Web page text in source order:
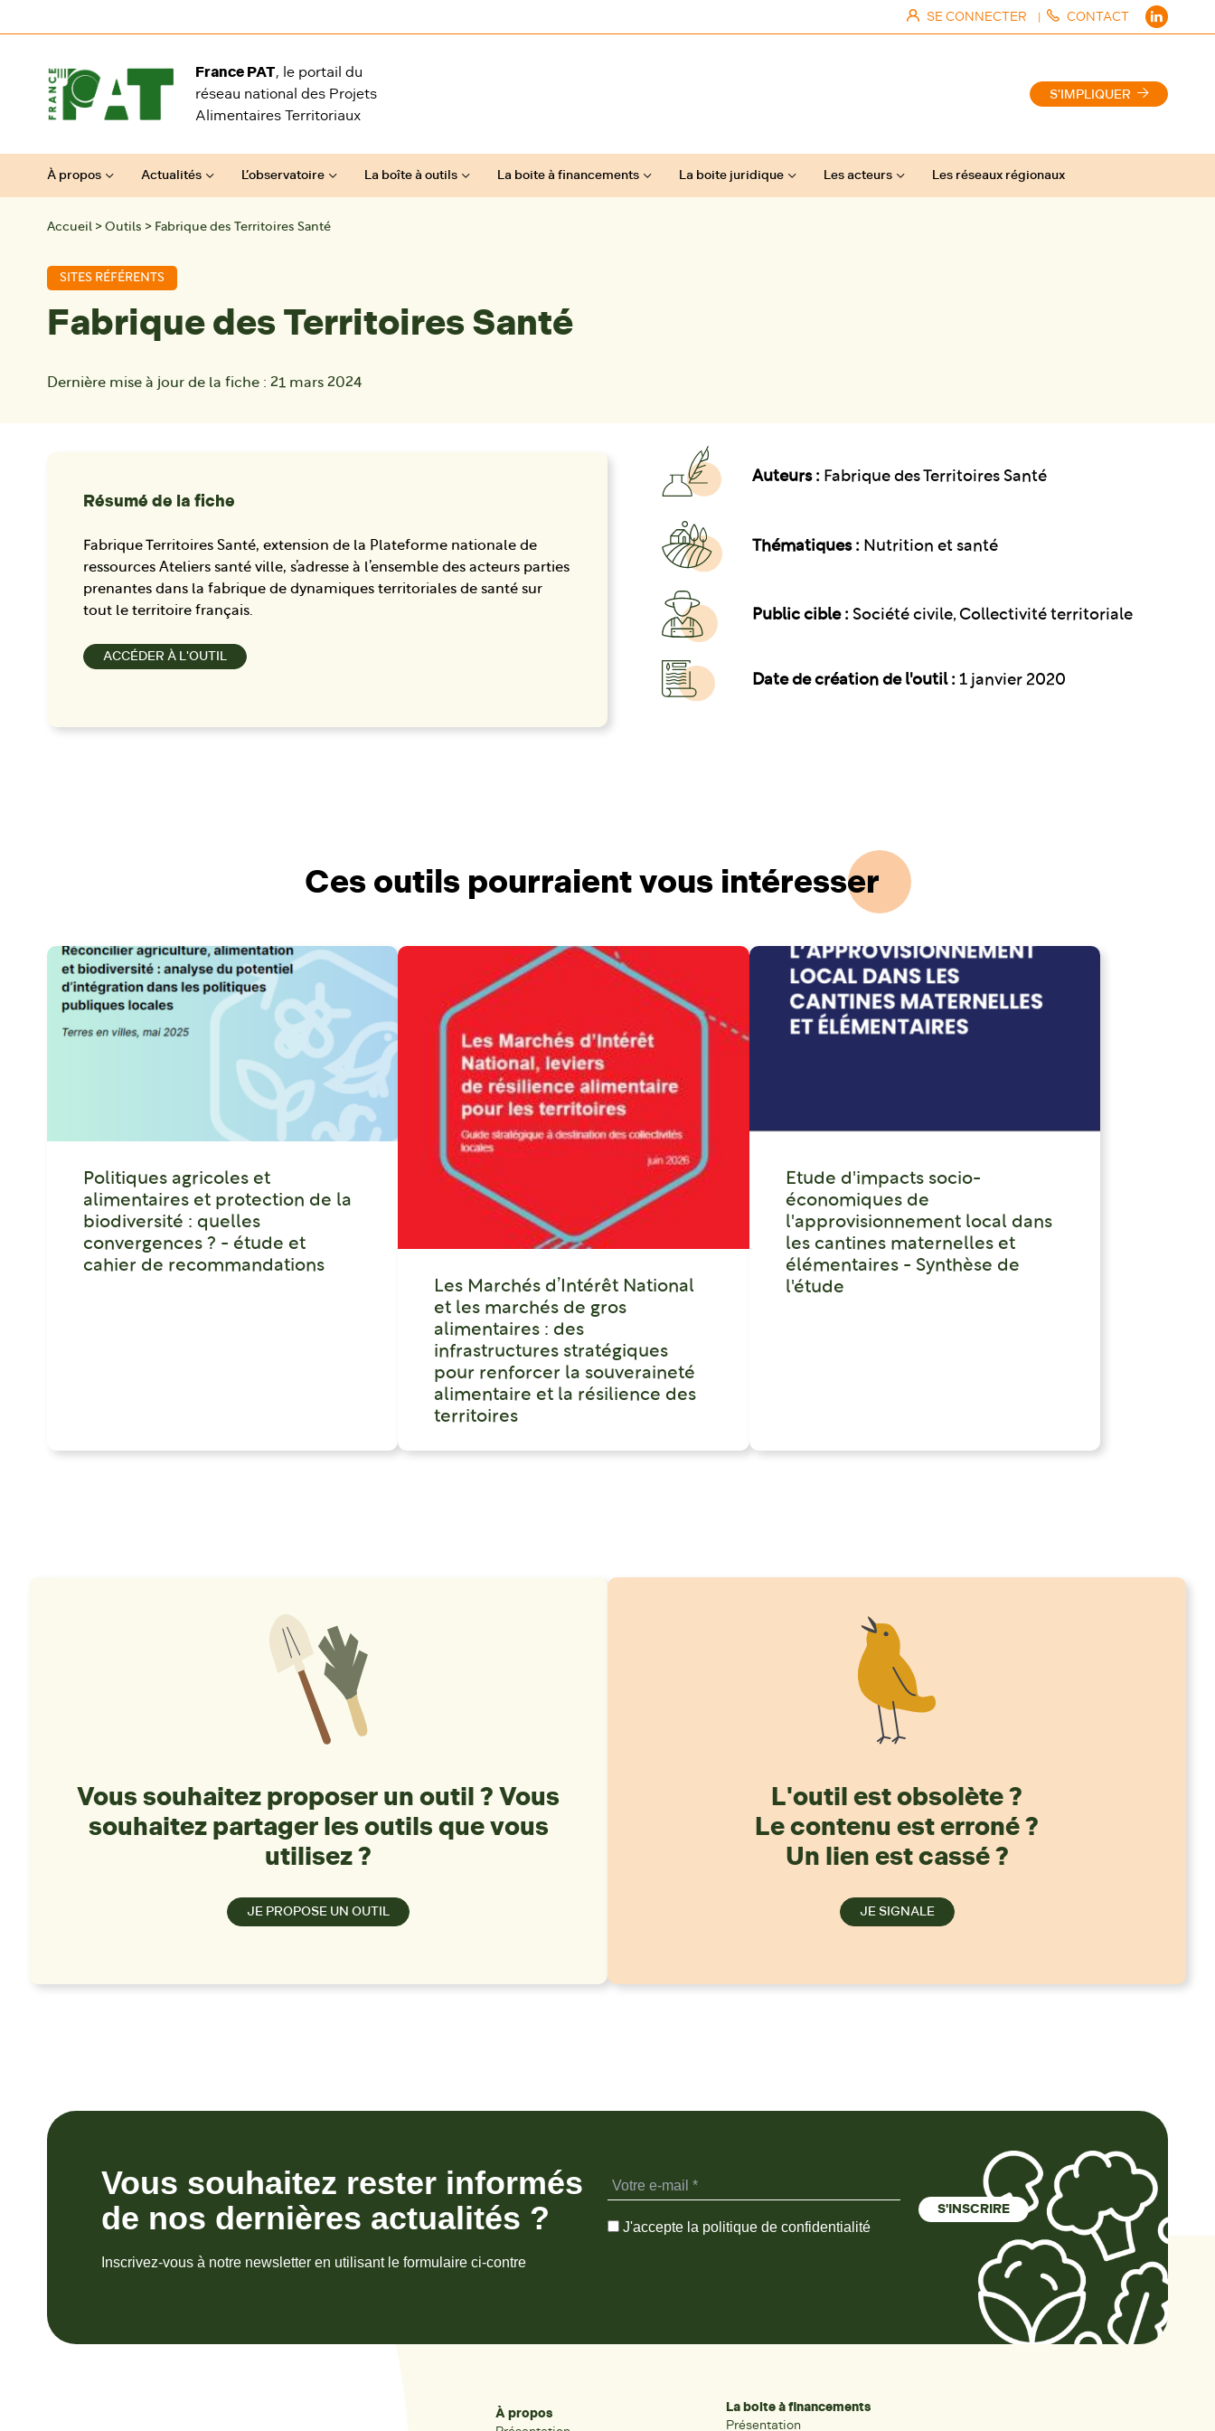
SE CONNECTER | CONTACT
France PAT, le portail du
réseau national des Projets
Alimentaires Territoriaux
S'IMPLIQUER
À propos Actualités L’observatoire La boîte à outils La boite à financements La boite juridique Les acteurs Les réseaux régionaux
Accueil > Outils > Fabrique des Territoires Santé
SITES RÉFÉRENTS
Fabrique des Territoires Santé
Dernière mise à jour de la fiche : 21 mars 2024
Résumé de la fiche
Fabrique Territoires Santé, extension de la Plateforme nationale de
ressources Ateliers santé ville, s’adresse à l’ensemble des acteurs parties
prenantes dans la fabrique de dynamiques territoriales de santé sur
tout le territoire français.
ACCÉDER À L'OUTIL
Auteurs : Fabrique des Territoires Santé
Thématiques : Nutrition et santé
Public cible : Société civile, Collectivité territoriale
Date de création de l'outil : 1 janvier 2020
Ces outils pourraient vous intéresser
Politiques agricoles et
alimentaires et protection de la
biodiversité : quelles
convergences ? - étude et
cahier de recommandations
Les Marchés d’Intérêt National
et les marchés de gros
alimentaires : des
infrastructures stratégiques
pour renforcer la souveraineté
alimentaire et la résilience des
territoires
Etude d'impacts socio-
économiques de
l'approvisionnement local dans
les cantines maternelles et
élémentaires - Synthèse de
l'étude
Vous souhaitez proposer un outil ? Vous
souhaitez partager les outils que vous
utilisez ?
JE PROPOSE UN OUTIL
L'outil est obsolète ?
Le contenu est erroné ?
Un lien est cassé ?
JE SIGNALE
Vous souhaitez rester informés
de nos dernières actualités ?
Inscrivez-vous à notre newsletter en utilisant le formulaire ci-contre
J'accepte la politique de confidentialité
À propos
La boite à financements
Présentation